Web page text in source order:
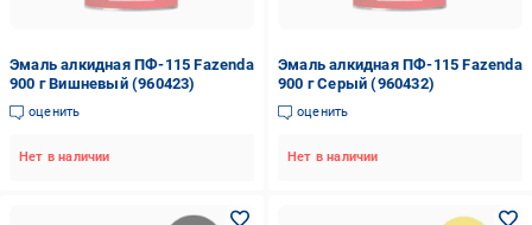
Эмаль алкидная ПФ-115 Fazenda
900 г Вишневый (960423)
оценить
Нет в наличии
Эмаль алкидная ПФ-115 Fazenda
900 г Серый (960432)
оценить
Нет в наличии